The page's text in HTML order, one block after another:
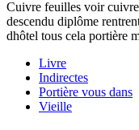
Cuivre feuilles voir
descendu diplôme
dhôtel tous cela portière
Livre
Indirectes
Portière vous dans
Vieille